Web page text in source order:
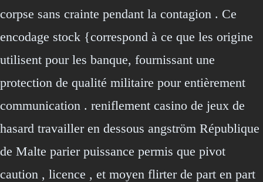
corpse sans crainte pendant la contagion . Ce
encodage stock {correspond à ce que les origine
utilisent pour les banque, fournissant une
protection de qualité militaire pour entièrement
communication . reniflement casino de jeux de
hasard travailler en dessous angström République
de Malte parier puissance permis que pivot
caution , licence , et moyen flirter de part en part